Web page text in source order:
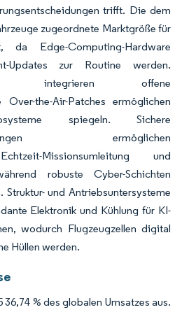
trifft. Die dem
zugeordnete Marktgröße für
da Edge-Computing-Hardware
Updates zur Routine werden.
integrieren offene
the-Air-Patches ermöglichen
spiegeln. Sichere
ermöglichen
Missionsumleitung und
robuste Cyber-Schichten
Struktur- und Antriebsuntersysteme
Elektronik und Kühlung für KI-
wodurch Flugzeugzellen digital
Hüllen werden.
% des globalen Umsatzes aus.